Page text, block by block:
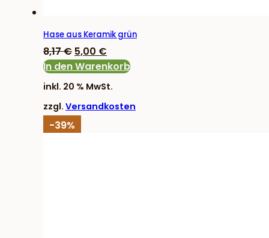
Hase aus Keramik grün
8,17€ Ursprünglicher
Preis
war:
5,00 €Aktueller
Preis
ist:
In den Warenkorb
inkl. 20 % MwSt.
zzgl. Versandkosten
-39%